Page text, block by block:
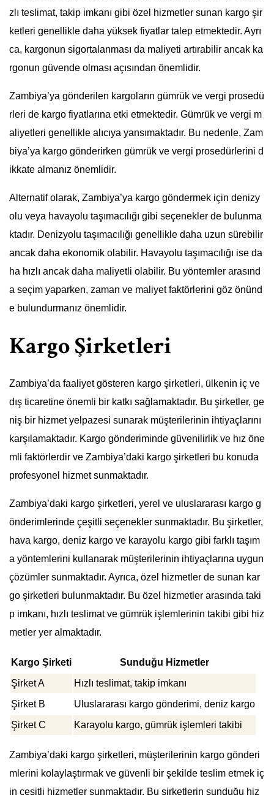
zlı teslimat, takip imkanı gibi özel hizmetler sunan kargo şir
ketleri genellikle daha yüksek fiyatlar talep etmektedir. Ayrı
ca, kargonun sigortalanması da maliyeti artırabilir ancak ka
rgonun güvende olması açısından önemlidir.
Zambiya’ya gönderilen kargoların gümrük ve vergi prosedü
rleri de kargo fiyatlarına etki etmektedir. Gümrük ve vergi m
aliyetleri genellikle alıcıya yansımaktadır. Bu nedenle, Zam
biya’ya kargo gönderirken gümrük ve vergi prosedürlerini d
ikkate almanız önemlidir.
Alternatif olarak, Zambiya’ya kargo göndermek için denizy
olu veya havayolu taşımacılığı gibi seçenekler de bulunma
ktadır. Denizyolu taşımacılığı genellikle daha uzun sürebilir
ancak daha ekonomik olabilir. Havayolu taşımacılığı ise da
ha hızlı ancak daha maliyetli olabilir. Bu yöntemler arasınd
a seçim yaparken, zaman ve maliyet faktörlerini göz önünd
e bulundurmanız önemlidir.
Kargo Şirketleri
Zambiya’da faaliyet gösteren kargo şirketleri, ülkenin iç ve
dış ticaretine önemli bir katkı sağlamaktadır. Bu şirketler, ge
niş bir hizmet yelpazesi sunarak müşterilerinin ihtiyaçlarını
karşılamaktadır. Kargo gönderiminde güvenilirlik ve hız öne
mli faktörlerdir ve Zambiya’daki kargo şirketleri bu konuda
profesyonel hizmet sunmaktadır.
Zambiya’daki kargo şirketleri, yerel ve uluslararası kargo g
önderimlerinde çeşitli seçenekler sunmaktadır. Bu şirketler,
hava kargo, deniz kargo ve karayolu kargo gibi farklı taşım
a yöntemlerini kullanarak müşterilerinin ihtiyaçlarına uygun
çözümler sunmaktadır. Ayrıca, özel hizmetler de sunan kar
go şirketleri bulunmaktadır. Bu özel hizmetler arasında taki
p imkanı, hızlı teslimat ve gümrük işlemlerinin takibi gibi hiz
metler yer almaktadır.
Kargo Şirketi
Sunduğu Hizmetler
Şirket A
Hızlı teslimat, takip imkanı
Şirket B
Uluslararası kargo gönderimi, deniz kargo
Şirket C
Karayolu kargo, gümrük işlemleri takibi
Zambiya’daki kargo şirketleri, müşterilerinin kargo gönderi
mlerini kolaylaştırmak ve güvenli bir şekilde teslim etmek iç
in çeşitli hizmetler sunmaktadır. Bu şirketlerin sunduğu hiz